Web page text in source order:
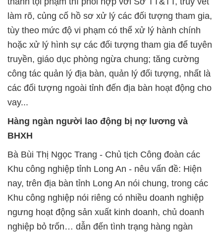
làm rõ, củng cố hồ sơ xử lý các đối tượng tham gia,
tùy theo mức độ vi phạm có thể xử lý hành chính
hoặc xử lý hình sự các đối tượng tham gia để tuyên
truyền, giáo dục phòng ngừa chung; tăng cường
công tác quản lý địa bàn, quản lý đối tượng, nhất là
các đối tượng ngoài tỉnh đến địa bàn hoạt động cho
vay...
Hàng ngàn người lao động bị nợ lương và
BHXH
Bà Bùi Thị Ngọc Trang - Chủ tịch Công đoàn các
Khu công nghiệp tỉnh Long An - nêu vấn đề: Hiện
nay, trên địa bàn tỉnh Long An nói chung, trong các
Khu công nghiệp nói riêng có nhiều doanh nghiệp
ngưng hoạt động sản xuất kinh doanh, chủ doanh
nghiệp bỏ trốn… dẫn đến tình trạng hàng ngàn